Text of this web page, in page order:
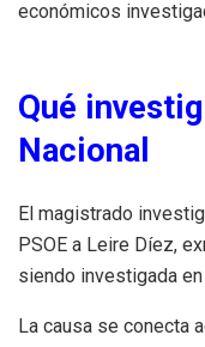
económicos
Qué
Nacional
El magistrado
PSOE a Leire Díez,
siendo investigada
La causa se conecta